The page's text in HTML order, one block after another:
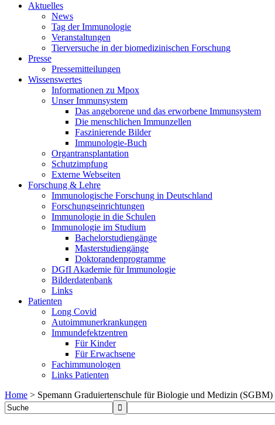
Aktuelles
News
Tag der Immunologie
Veranstaltungen
Tierversuche in der biomedizinischen Forschung
Presse
Pressemitteilungen
Wissenswertes
Informationen zu Mpox
Unser Immunsystem
Das angeborene und das erworbene Immunsystem
Die menschlichen Immunzellen
Faszinierende Bilder
Immunologie-Buch
Organtransplantation
Schutzimpfung
Externe Webseiten
Forschung & Lehre
Immunologische Forschung in Deutschland
Forschungseinrichtungen
Immunologie in die Schulen
Immunologie im Studium
Bachelorstudiengänge
Masterstudiengänge
Doktorandenprogramme
DGfI Akademie für Immunologie
Bilderdatenbank
Links
Patienten
Long Covid
Autoimmunerkrankungen
Immundefektzentren
Für Kinder
Für Erwachsene
Fachimmunologen
Links Patienten
Home > Spemann Graduiertenschule für Biologie und Medizin (SGBM)